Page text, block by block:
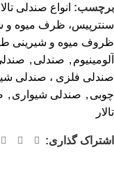
برچسب: انواع صندلی
سنترپیس، ظرف میوه و
ظروف میوه و شیرینی
آلومینیوم , صندلی ,
صندلی فلزی ، صندلی
چوبی , صندلی شیواری ,
تالار
اشتراک گذاری: